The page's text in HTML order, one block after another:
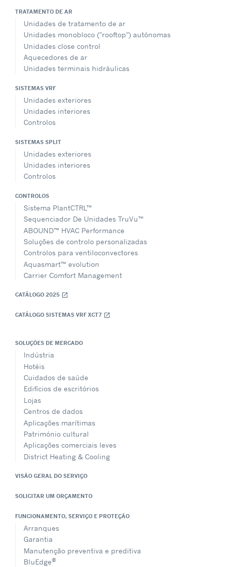
TRATAMENTO DE AR
Unidades de tratamento de ar
Unidades monobloco ("rooftop") autónomas
Unidades close control
Aquecedores de ar
Unidades terminais hidráulicas
SISTEMAS VRF
Unidades exteriores
Unidades interiores
Controlos
SISTEMAS SPLIT
Unidades exteriores
Unidades interiores
Controlos
CONTROLOS
Sistema PlantCTRL™
Sequenciador De Unidades TruVu™
ABOUND™ HVAC Performance
Soluções de controlo personalizadas
Controlos para ventiloconvectores
Aquasmart™ evolution
Carrier Comfort Management
CATÁLOGO 2025 open_in_new
CATÁLOGO SISTEMAS VRF XCT7 open_in_new
SOLUÇÕES DE MERCADO
Indústria
Hotéis
Cuidados de saúde
Edifícios de escritórios
Lojas
Centros de dados
Aplicações marítimas
Património cultural
Aplicações comerciais leves
District Heating & Cooling
VISÃO GERAL DO SERVIÇO
SOLICITAR UM ORÇAMENTO
FUNCIONAMENTO, SERVIÇO E PROTEÇÃO
Arranques
Garantia
Manutenção preventiva e preditiva
BluEdge®